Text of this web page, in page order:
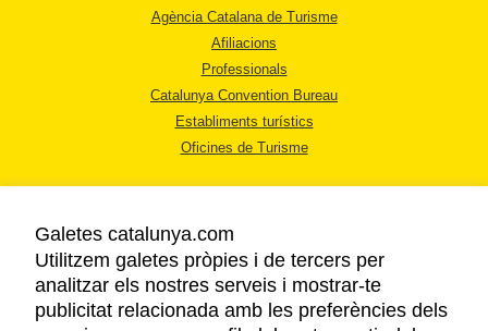
Agència Catalana de Turisme
Afiliacions
Professionals
Catalunya Convention Bureau
Establiments turístics
Oficines de Turisme
AVÍS LEGAL
POLÍTICA DE PRIVACITAT
Galetes catalunya.com
Utilitzem galetes pròpies i de tercers per
analitzar els nostres serveis i mostrar-te
publicitat relacionada amb les preferències dels